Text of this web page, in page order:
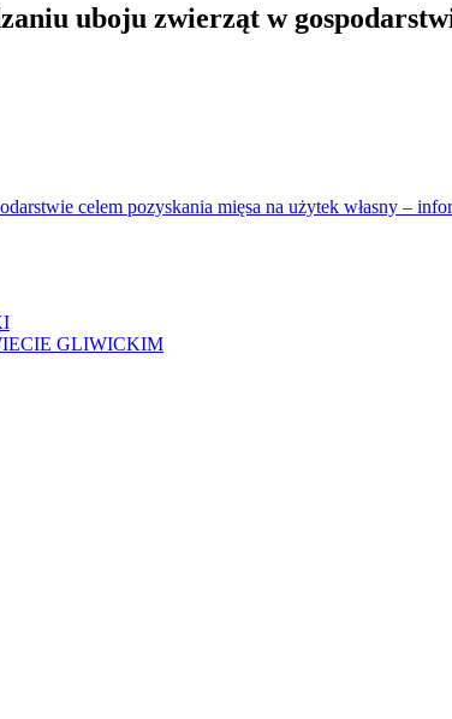
uboju zwierząt w
celem pozyskania mięsa na użytek własny –
GLIWICKIM